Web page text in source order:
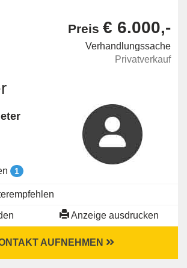
Preis € 6.000,-
Verhandlungssache
Privatverkauf
1
Anzeige ausdrucken
AUFNEHMEN